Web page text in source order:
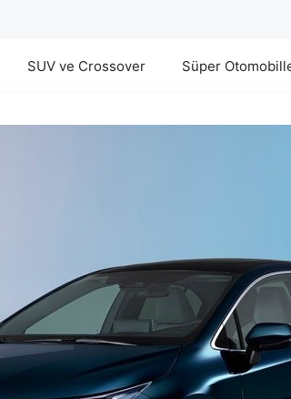
SUV ve Crossover Süper